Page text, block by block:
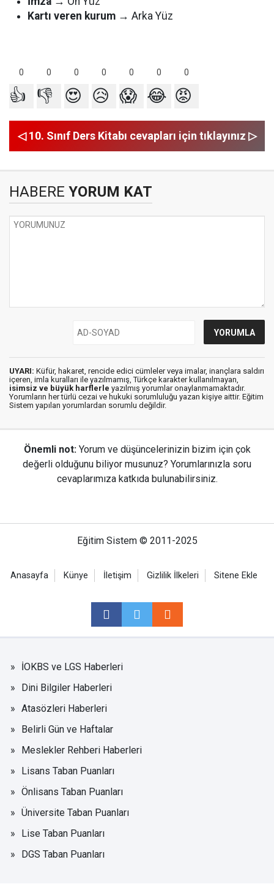
Kartı veren kurum → Arka Yüz
0 0 0 0 0 0 0
👍 👎 😍 😥 😱 😂 😡
◁ 10. Sınıf Ders Kitabı cevapları için tıklayınız ▷
HABERE YORUM KAT
UYARI: Küfür, hakaret, rencide edici cümleler veya imalar, inançlara saldırı
içeren, imla kuralları ile yazılmamış, Türkçe karakter kullanılmayan,
isimsiz ve büyük harflerle yazılmış yorumlar onaylanmamaktadır.
Yorumların her türlü cezai ve hukuki sorumluluğu yazan kişiye aittir. Eğitim
Sistem yapılan yorumlardan sorumlu değildir.
Önemli not: Yorum ve düşüncelerinizin bizim için çok
değerli olduğunu biliyor musunuz? Yorumlarınızla soru
cevaplarımıza katkıda bulunabilirsiniz.
Eğitim Sistem © 2011-2025
Anasayfa Künye İletişim Gizlilik İlkeleri Sitene Ekle
İOKBS ve LGS Haberleri
Dini Bilgiler Haberleri
Atasözleri Haberleri
Belirli Gün ve Haftalar
Meslekler Rehberi Haberleri
Lisans Taban Puanları
Önlisans Taban Puanları
Üniversite Taban Puanları
Lise Taban Puanları
DGS Taban Puanları